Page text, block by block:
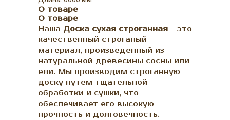
О товаре
О товаре
Наша Доска сухая строганная - это
качественный строганый
материал, произведенный из
натуральной древесины сосны или
ели. Мы производим строганную
доску путем тщательной
обработки и сушки, что
обеспечивает его высокую
прочность и долговечность.